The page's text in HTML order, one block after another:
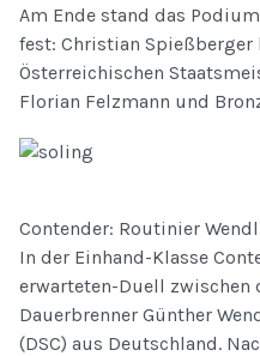
Am Ende stand das
fest: Christian
Österreichischen
Florian Felzmann und
Contender: Routinier
In der Einhand-Klasse
erwarteten-Duell zwischen
Dauerbrenner Günther
(DSC) aus Deutschland.